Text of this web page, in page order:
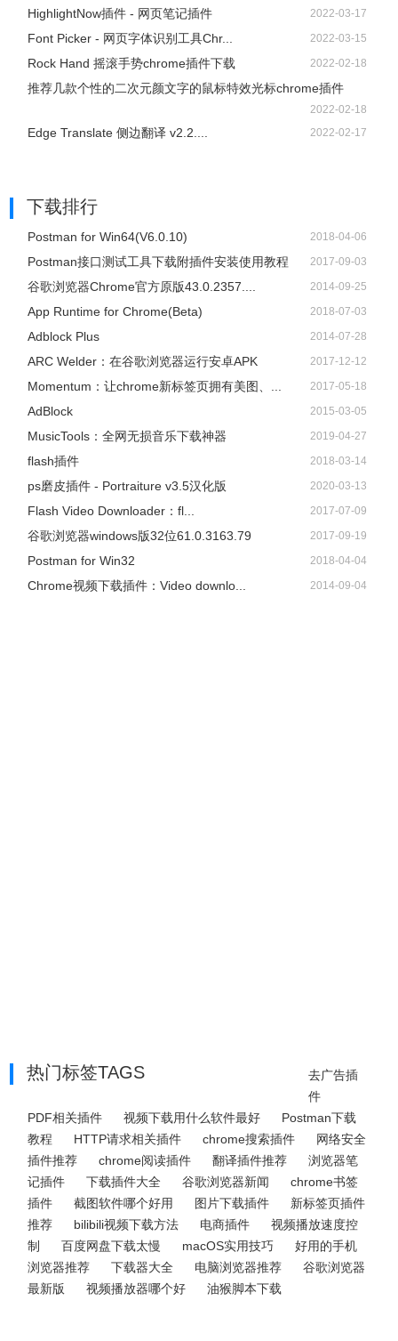
HighlightNow插件 - 网页笔记插件 2022-03-17
Font Picker - 网页字体识别工具Chr... 2022-03-15
Rock Hand 摇滚手势chrome插件下载 2022-02-18
推荐几款个性的二次元颜文字的鼠标特效光标chrome插件
2022-02-18
Edge Translate 侧边翻译 v2.2.... 2022-02-17
下载排行
Postman for Win64(V6.0.10) 2018-04-06
Postman接口测试工具下载附插件安装使用教程 2017-09-03
谷歌浏览器Chrome官方原版43.0.2357.... 2014-09-25
App Runtime for Chrome(Beta) 2018-07-03
Adblock Plus 2014-07-28
ARC Welder：在谷歌浏览器运行安卓APK 2017-12-12
Momentum：让chrome新标签页拥有美图、... 2017-05-18
AdBlock 2015-03-05
​MusicTools：全网无损音乐下载神器 2019-04-27
flash插件 2018-03-14
ps磨皮插件 - Portraiture v3.5汉化版 2020-03-13
Flash Video Downloader：fl... 2017-07-09
谷歌浏览器windows版32位61.0.3163.79 2017-09-19
Postman for Win32 2018-04-04
Chrome视频下载插件：Video downlo... 2014-09-04
热门标签TAGS
去广告插
件
PDF相关插件
视频下载用什么软件最好
Postman下载
教程
HTTP请求相关插件 chrome搜索插件
网络安全
插件推荐
chrome阅读插件 翻译插件推荐
浏览器笔
记插件
下载插件大全 谷歌浏览器新闻
chrome书签
插件
截图软件哪个好用 图片下载插件
新标签页插件
推荐
bilibili视频下载方法 电商插件
视频播放速度控
制
百度网盘下载太慢 macOS实用技巧
好用的手机
浏览器推荐
下载器大全 电脑浏览器推荐
谷歌浏览器
最新版
视频播放器哪个好 油猴脚本下载